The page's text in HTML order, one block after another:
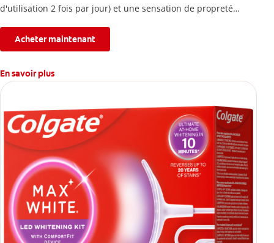
d'utilisation 2 fois par jour) et une sensation de propreté
Acheter maintenant
En savoir plus